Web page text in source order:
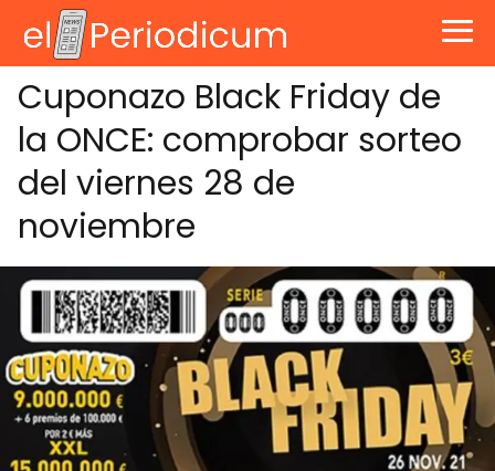
Cuponazo Black Friday de
la ONCE: comprobar sorteo
del viernes 28 de
noviembre